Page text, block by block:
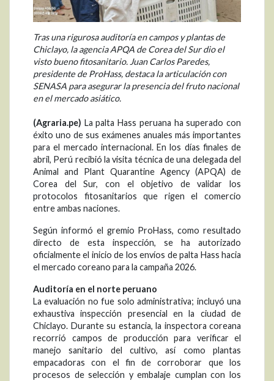
Tras una rigurosa auditoría en campos y plantas de
Chiclayo, la agencia APQA de Corea del Sur dio el
visto bueno fitosanitario. Juan Carlos Paredes,
presidente de ProHass, destaca la articulación con
SENASA para asegurar la presencia del fruto nacional
en el mercado asiático.
(Agraria.pe) La palta Hass peruana ha superado con
éxito uno de sus exámenes anuales más importantes
para el mercado internacional. En los días finales de
abril, Perú recibió la visita técnica de una delegada del
Animal and Plant Quarantine Agency (APQA) de
Corea del Sur, con el objetivo de validar los
protocolos fitosanitarios que rigen el comercio
entre ambas naciones.
Según informó el gremio ProHass, como resultado
directo de esta inspección, se ha autorizado
oficialmente el inicio de los envíos de palta Hass hacia
el mercado coreano para la campaña 2026.
Auditoría en el norte peruano
La evaluación no fue solo administrativa; incluyó una
exhaustiva inspección presencial en la ciudad de
Chiclayo. Durante su estancia, la inspectora coreana
recorrió campos de producción para verificar el
manejo sanitario del cultivo, así como plantas
empacadoras con el fin de corroborar que los
procesos de selección y embalaje cumplan con los